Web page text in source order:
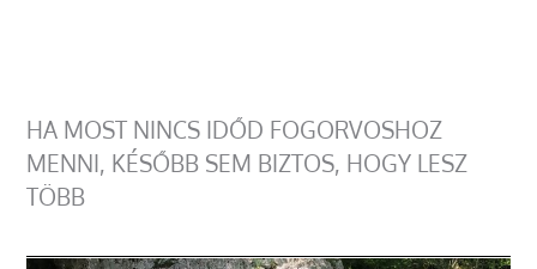
HA MOST NINCS IDŐD FOGORVOSHOZ
MENNI, KÉSŐBB SEM BIZTOS, HOGY LESZ
TÖBB